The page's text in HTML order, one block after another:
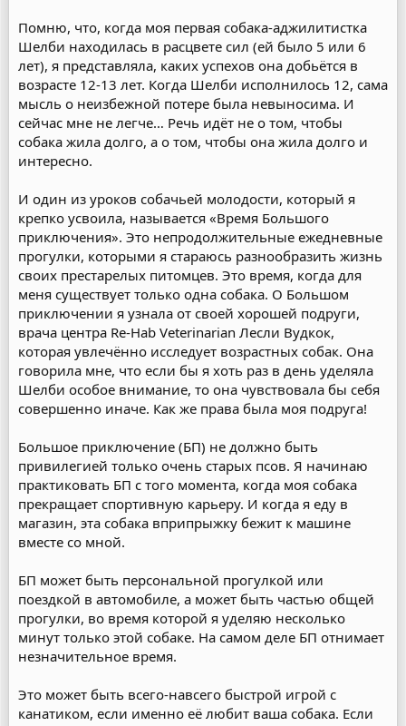
Помню, что, когда моя первая собака-аджилитистка
Шелби находилась в расцвете сил (ей было 5 или 6
лет), я представляла, каких успехов она добьётся в
возрасте 12-13 лет. Когда Шелби исполнилось 12, сама
мысль о неизбежной потере была невыносима. И
сейчас мне не легче… Речь идёт не о том, чтобы
собака жила долго, а о том, чтобы она жила долго и
интересно.
И один из уроков собачьей молодости, который я
крепко усвоила, называется «Время Большого
приключения». Это непродолжительные ежедневные
прогулки, которыми я стараюсь разнообразить жизнь
своих престарелых питомцев. Это время, когда для
меня существует только одна собака. О Большом
приключении я узнала от своей хорошей подруги,
врача центра Re-Hab Veterinarian Лесли Вудкок,
которая увлечённо исследует возрастных собак. Она
говорила мне, что если бы я хоть раз в день уделяла
Шелби особое внимание, то она чувствовала бы себя
совершенно иначе. Как же права была моя подруга!
Большое приключение (БП) не должно быть
привилегией только очень старых псов. Я начинаю
практиковать БП с того момента, когда моя собака
прекращает спортивную карьеру. И когда я еду в
магазин, эта собака вприпрыжку бежит к машине
вместе со мной.
БП может быть персональной прогулкой или
поездкой в автомобиле, а может быть частью общей
прогулки, во время которой я уделяю несколько
минут только этой собаке. На самом деле БП отнимает
незначительное время.
Это может быть всего-навсего быстрой игрой с
канатиком, если именно её любит ваша собака. Если